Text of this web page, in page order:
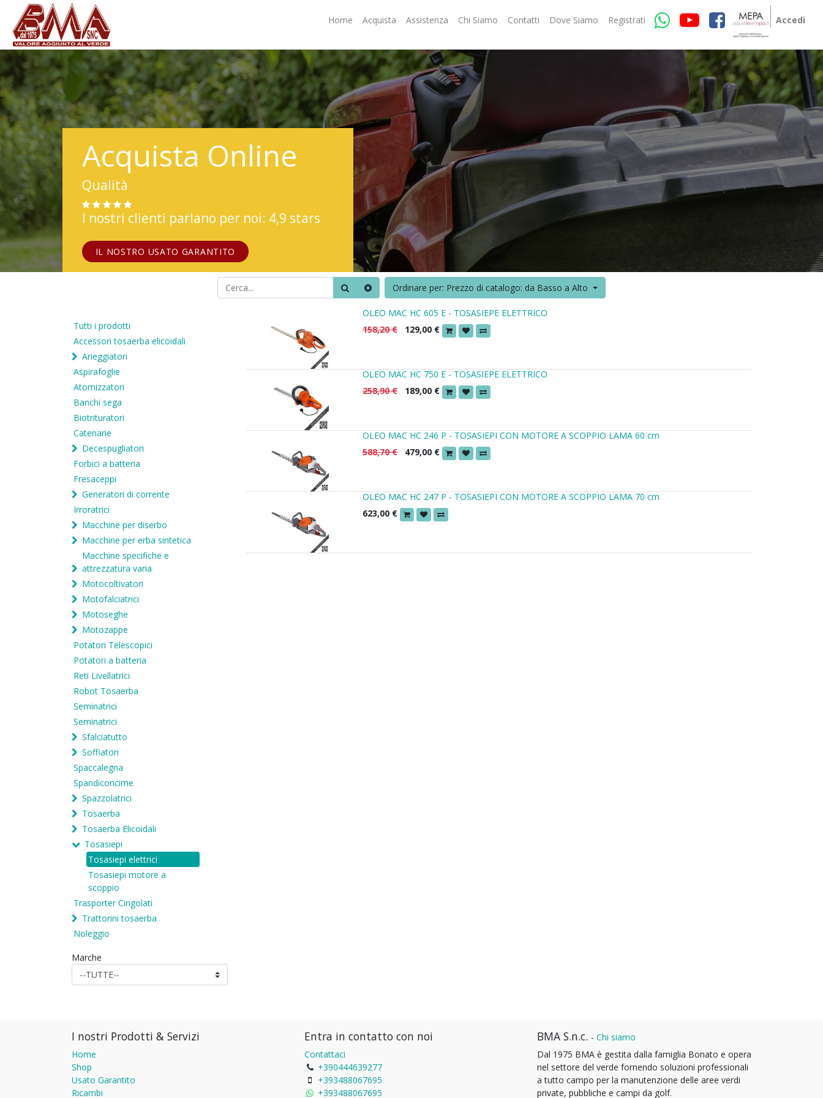
Home Acquista Assistenza Chi Siamo Contatti Dove Siamo Registrati Accedi
Acquista Online
Qualità
I nostri clienti parlano per noi: 4,9 stars
IL NOSTRO USATO GARANTITO
Ordinare per: Prezzo di catalogo: da Basso a Alto
Tutti i prodotti
Accessori tosaerba elicoidali
Arieggiatori
Aspirafoglie
Atomizzatori
Banchi sega
Biotrituratori
Catenarie
Decespugliatori
Forbici a batteria
Fresaceppi
Generatori di corrente
Irroratrici
Macchine per diserbo
Macchine per erba sintetica
Macchine specifiche e
attrezzatura varia
Motocoltivatori
Motofalciatrici
Motoseghe
Motozappe
Potatori Telescopici
Potatori a batteria
Reti Livellatrici
Robot Tosaerba
Seminatrici
Seminatrici
Sfalciatutto
Soffiatori
Spaccalegna
Spandiconcime
Spazzolatrici
Tosaerba
Tosaerba Elicoidali
Tosasiepi
Tosasiepi elettrici
Tosasiepi motore a
scoppio
Trasporter Cingolati
Trattorini tosaerba
Noleggio
Marche
OLEO MAC HC 605 E - TOSASIEPE ELETTRICO
158,20€ 129,00 €
OLEO MAC HC 750 E - TOSASIEPE ELETTRICO
258,90€ 189,00 €
OLEO MAC HC 246 P - TOSASIEPI CON MOTORE A SCOPPIO LAMA 60 cm
588,70€ 479,00 €
OLEO MAC HC 247 P - TOSASIEPI CON MOTORE A SCOPPIO LAMA 70 cm
623,00 €
I nostri Prodotti & Servizi
Home
Shop
Usato Garantito
Ricambi
Entra in contatto con noi
Contattaci
+390444639277
+393488067695
+393488067695
BMA S.n.c. - Chi siamo
Dal 1975 BMA è gestita dalla famiglia Bonato e opera
nel settore del verde fornendo soluzioni professionali
a tutto campo per la manutenzione delle aree verdi
private, pubbliche e campi da golf.